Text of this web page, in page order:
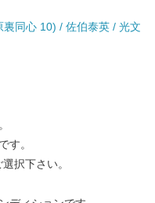
同心 10) / 佐伯泰英 / 光文
す。
択下さい。